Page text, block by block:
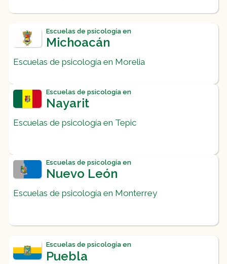
Escuelas de psicología en
Michoacán
Escuelas de psicología en Morelia
Escuelas de psicología en
Nayarit
Escuelas de psicología en Tepic
Escuelas de psicología en
Nuevo León
Escuelas de psicología en Monterrey
Escuelas de psicología en
Puebla